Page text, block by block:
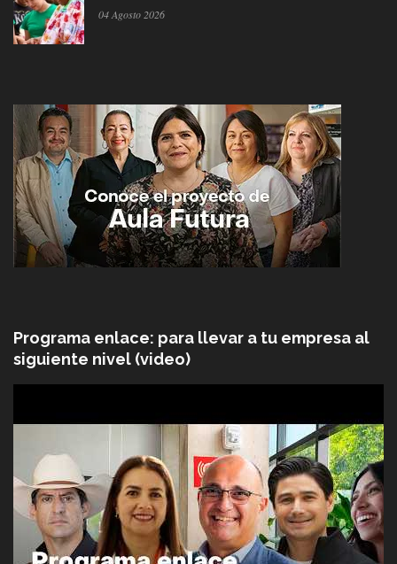
04 Agosto 2026
Programa enlace: para llevar a tu empresa al
siguiente nivel (video)